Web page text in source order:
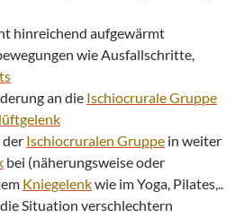
hinreichend aufgewärmt
wie Ausfallschritte,
an die Ischiocrurale Gruppe
der Ischiocruralen Gruppe in weiter
bei (näherungsweise oder
Kniegelenkwie im Yoga, Pilates,..
Situation verschlechtern